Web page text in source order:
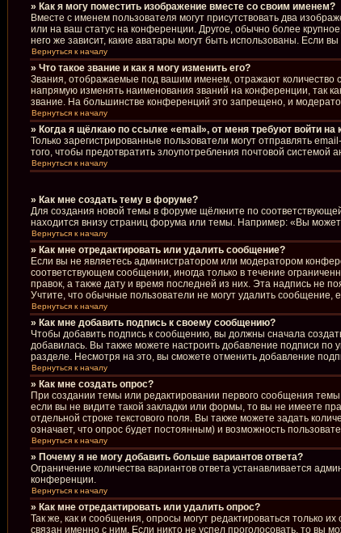
» Как я могу поместить изображение вместе со своим именем?
Вместе с именем пользователя могут присутствовать два
или на ваш статус на конференции. Другое, обычно более
него же зависит, какие аватары могут быть использованы. Если
Вернуться к началу
» Что такое звание и как я могу изменить его?
Звания, отображаемые под вашим именем, отражают
напрямую изменять наименования званий на конференции, так
звание. На большинстве конференций это запрещено, и
Вернуться к началу
» Когда я щёлкаю по ссылке «email», от меня требуют войти
Только зарегистрированные пользователи могут отправлять
того, чтобы предотвратить злоупотребления почтовой системой
Вернуться к началу
» Как мне создать тему в форуме?
Для создания новой темы в форуме щёлкните по
находится внизу страниц форума или темы. Например: «Вы
Вернуться к началу
» Как мне отредактировать или удалить сообщение?
Если вы не являетесь администратором или модератором
соответствующем сообщении, иногда только в течение
правок, а также дату и время последней из них. Эта надпись не
Учтите, что обычные пользователи не могут удалить сообщение,
Вернуться к началу
» Как мне добавить подпись к своему сообщению?
Чтобы добавить подпись к сообщению, вы должны сначала
добавилась. Вы также можете настроить добавление подписи
разделе. Несмотря на это, вы сможете отменить добавление
Вернуться к началу
» Как мне создать опрос?
При создании темы или редактировании первого сообщения
если вы не видите такой закладки или формы, то вы не имеете
отдельной строке текстового поля. Вы также можете задать
означает, что опрос будет постоянным) и возможность
Вернуться к началу
» Почему я не могу добавить больше вариантов ответа?
Ограничение количества вариантов ответа устанавливается
конференции.
Вернуться к началу
» Как мне отредактировать или удалить опрос?
Так же, как и сообщения, опросы могут редактироваться только
связан именно с ним. Если никто не успел проголосовать, то вы